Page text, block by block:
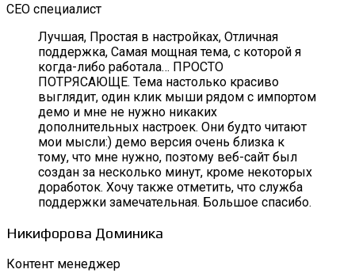
СЕО специалист
Лучшая, Простая в настройках, Отличная
поддержка, Самая мощная тема, с которой я
когда-либо работала… ПРОСТО
ПОТРЯСАЮЩЕ. Тема настолько красиво
выглядит, один клик мыши рядом с импортом
демо и мне не нужно никаких
дополнительных настроек. Они будто читают
мои мысли:) демо версия очень близка к
тому, что мне нужно, поэтому веб-сайт был
создан за несколько минут, кроме некоторых
доработок. Хочу также отметить, что служба
поддержки замечательная. Большое спасибо.
Никифорова Доминика
Контент менеджер